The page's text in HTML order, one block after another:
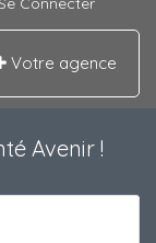
Votre agence
Avenir!